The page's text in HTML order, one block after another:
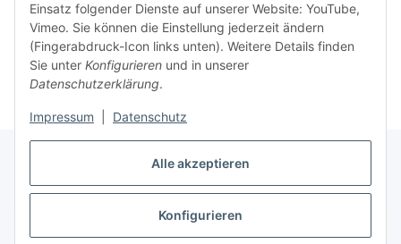
Alle akzeptieren
Konfigurieren
Einsatz folgender Dienste auf unserer Website: YouTube,
Vimeo. Sie können die Einstellung jederzeit ändern
(Fingerabdruck-Icon links unten). Weitere Details finden
Sie unter Konfigurieren und in unserer
Datenschutzerklärung.
Impressum Datenschutz
xBitte melden Sie sich an, um einen Kommentar zu
schreiben.
Vertrag widerrufen